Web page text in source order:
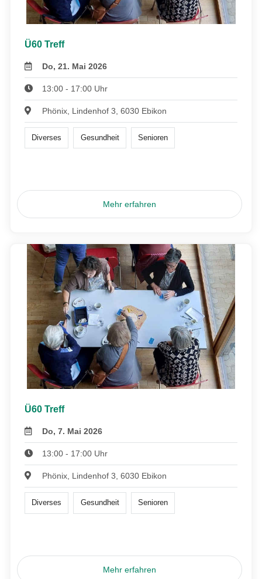
Ü60 Treff
Do, 21. Mai 2026
13:00 - 17:00 Uhr
Phönix, Lindenhof 3, 6030 Ebikon
Diverses Gesundheit Senioren
Mehr erfahren
Ü60 Treff
Do, 7. Mai 2026
13:00 - 17:00 Uhr
Phönix, Lindenhof 3, 6030 Ebikon
Diverses Gesundheit Senioren
Mehr erfahren